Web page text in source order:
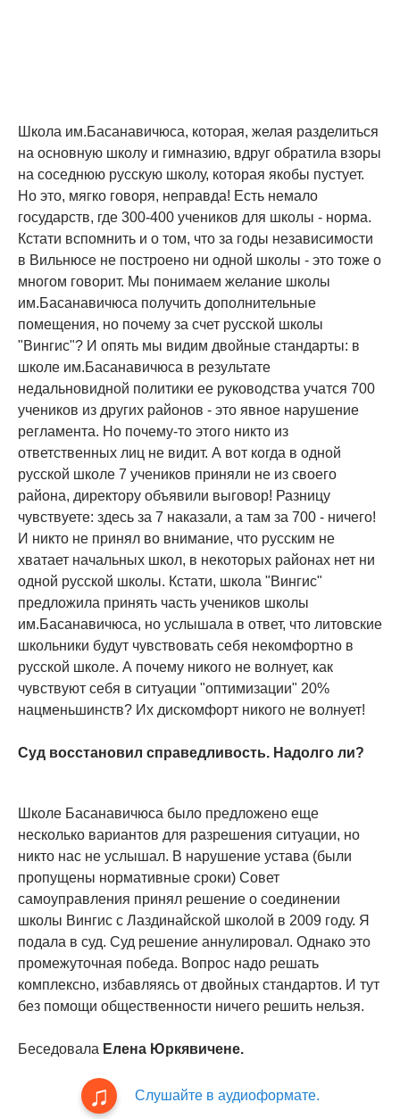
Школа им.Басанавичюса, которая, желая разделиться
на основную школу и гимназию, вдруг обратила взоры
на соседнюю русскую школу, которая якобы пустует.
Но это, мягко говоря, неправда! Есть немало
государств, где 300-400 учеников для школы - норма.
Кстати вспомнить и о том, что за годы независимости
в Вильнюсе не построено ни одной школы - это тоже о
многом говорит. Мы понимаем желание школы
им.Басанавичюса получить дополнительные
помещения, но почему за счет русской школы
"Вингис"? И опять мы видим двойные стандарты: в
школе им.Басанавичюса в результате
недальновидной политики ее руководства учатся 700
учеников из других районов - это явное нарушение
регламента. Но почему-то этого никто из
ответственных лиц не видит. А вот когда в одной
русской школе 7 учеников приняли не из своего
района, директору объявили выговор! Разницу
чувствуете: здесь за 7 наказали, а там за 700 - ничего!
И никто не принял во внимание, что русским не
хватает начальных школ, в некоторых районах нет ни
одной русской школы. Кстати, школа "Вингис"
предложила принять часть учеников школы
им.Басанавичюса, но услышала в ответ, что литовские
школьники будут чувствовать себя некомфортно в
русской школе. А почему никого не волнует, как
чувствуют себя в ситуации "оптимизации" 20%
нацменьшинств? Их дискомфорт никого не волнует!
Суд восстановил справедливость. Надолго ли?
Школе Басанавичюса было предложено еще
несколько вариантов для разрешения ситуации, но
никто нас не услышал. В нарушение устава (были
пропущены нормативные сроки) Совет
самоуправления принял решение о соединении
школы Вингис с Лаздинайской школой в 2009 году. Я
подала в суд. Суд решение аннулировал. Однако это
промежуточная победа. Вопрос надо решать
комплексно, избавляясь от двойных стандартов. И тут
без помощи общественности ничего решить нельзя.
Беседовала Елена Юркявичене.
Слушайте в аудиоформате.